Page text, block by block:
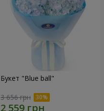
Букет "Blue ball"
3 656 грн